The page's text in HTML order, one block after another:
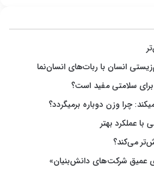
انسان با ربات‌های انسان‌نما
سلامتی مفید است؟
چرا وزن دوباره برمیگردد؟
عملکرد بهتر
می‌کند؟
عمیق شرکت‌های دانش‌بنیان»